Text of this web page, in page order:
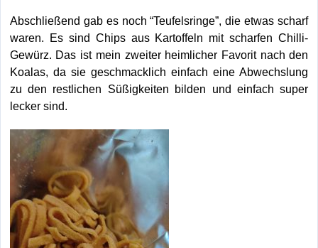
Abschließend gab es noch “Teufelsringe”, die etwas scharf
waren. Es sind Chips aus Kartoffeln mit scharfen Chilli-
Gewürz. Das ist mein zweiter heimlicher Favorit nach den
Koalas, da sie geschmacklich einfach eine Abwechslung
zu den restlichen Süßigkeiten bilden und einfach super
lecker sind.